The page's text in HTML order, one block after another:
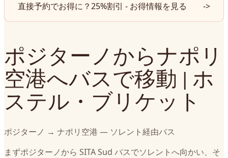
直接予約でお得に？25%割引 - お得情報を見る ->
ポジターノからナポリ
空港へバスで移動 | ホ
ステル・ブリケット
ポジターノ → ナポリ空港 — ソレント経由バス
まずポジターノから SITA Sud バスでソレントへ向かい、そ